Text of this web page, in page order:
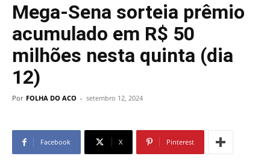
Mega-Sena sorteia prêmio
acumulado em R$ 50
milhões nesta quinta (dia
12)
Por FOLHA DO ACO - setembro 12, 2024
Facebook X Pinterest